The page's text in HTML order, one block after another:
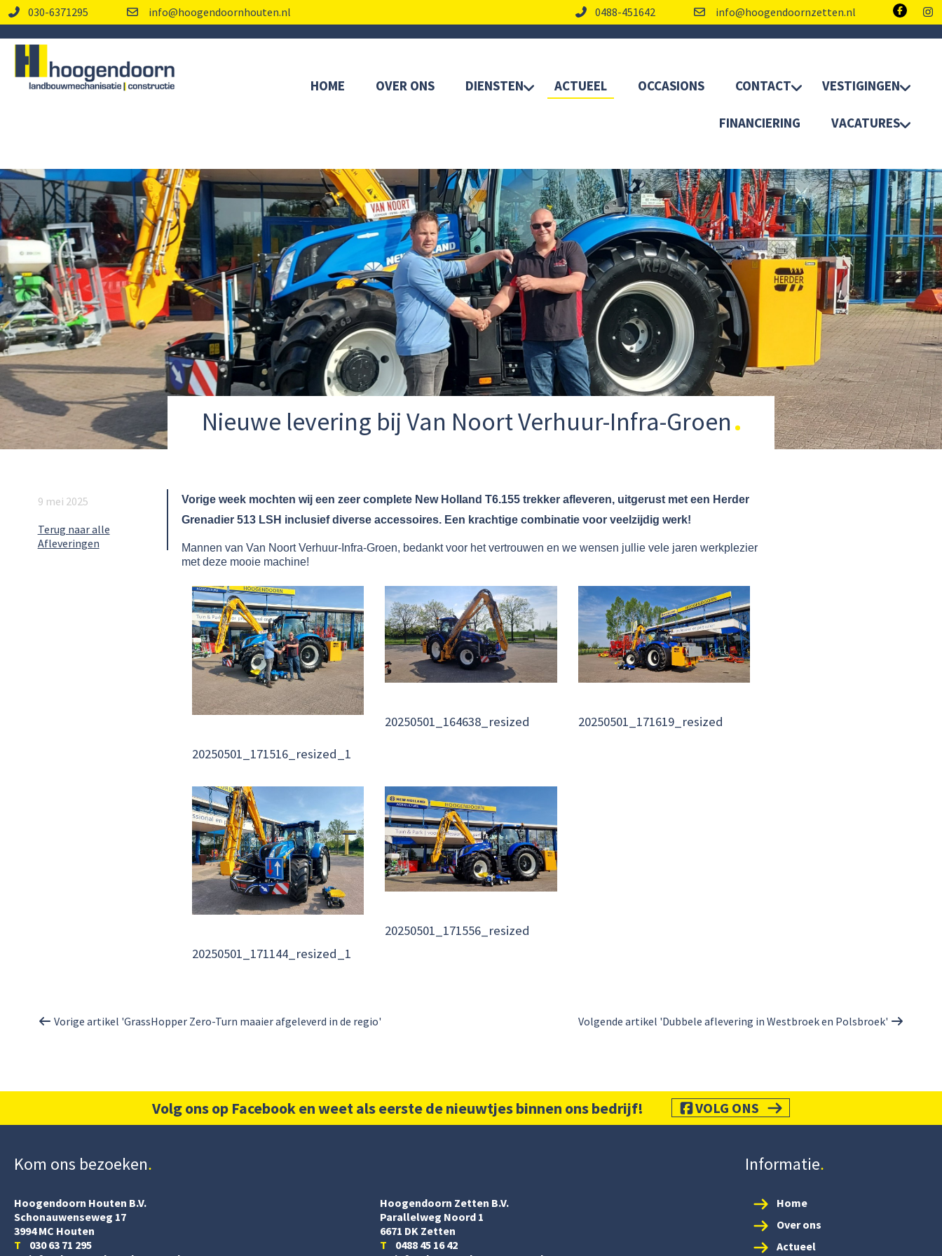
030-6371295 info@hoogendoornhouten.nl 0488-451642 info@hoogendoornzetten.nl
HOME OVER ONS DIENSTEN ACTUEEL OCCASIONS CONTACT VESTIGINGEN
FINANCIERING VACATURES
Nieuwe levering bij Van Noort Verhuur-Infra-Groen
9 mei 2025
Terug naar alle
Afleveringen
Vorige week mochten wij een zeer complete New Holland T6.155 trekker afleveren, uitgerust met een Herder
Grenadier 513 LSH inclusief diverse accessoires. Een krachtige combinatie voor veelzijdig werk!
Mannen van Van Noort Verhuur-Infra-Groen, bedankt voor het vertrouwen en we wensen jullie vele jaren werkplezier
met deze mooie machine!
20250501_171516_resized_1
20250501_164638_resized 20250501_171619_resized
20250501_171144_resized_1
20250501_171556_resized
Volgende artikel 'Dubbele aflevering in Westbroek en Polsbroek'
Vorige artikel 'GrassHopper Zero-Turn maaier afgeleverd in de regio'
Volg ons op Facebook en weet als eerste de nieuwtjes binnen ons bedrijf! VOLG ONS
Kom ons bezoeken
Hoogendoorn Houten B.V.
Schonauwenseweg 17
3994 MC Houten
T 030 63 71 295
Hoogendoorn Zetten B.V.
Parallelweg Noord 1
6671 DK Zetten
T 0488 45 16 42
Informatie
Home
Over ons
Actueel